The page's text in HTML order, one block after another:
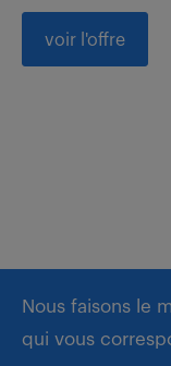
voir l'offre
Nous faisons le
qui vous